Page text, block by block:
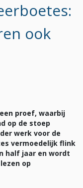
ook
proef, waarbij
op de stoep
werk voor de
vermoedelijk flink
half jaar en wordt
op